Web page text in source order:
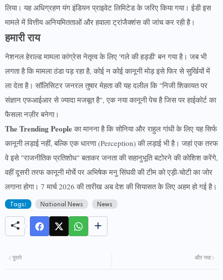
लिया। यह अधिग्रहण यंग इंडियन प्राइवेट लिमिटेड के जरिए किया गया। ईडी इस
मामले में वित्तीय अनियमितताओं और हवाला ट्रांजैक्शंस की जांच कर रही है।
हमारी राय
नेशनल हेराल्ड मामला कांग्रेस नेतृत्व के लिए 'गले की हड्डी' बन गया है। जब भी
लगता है कि मामला ठंडा पड़ रहा है, कोई न कोई कानूनी मोड़ इसे फिर से सुर्खियों में
ला देता है। सॉलिसिटर जनरल तुषार मेहता की यह दलील कि "निजी शिकायत पर
संज्ञान एफआईआर से ज्यादा मजबूत है", एक नया कानूनी पेच है जिस पर हाईकोर्ट का
फैसला नज़ीर बनेगा।
The Trending Peopleका मानना है कि सोनिया और राहुल गांधी के लिए यह सिर्फ
कानूनी लड़ाई नहीं, बल्कि एक धारणा (Perception) की लड़ाई भी है। जहां एक तरफ
वे इसे "राजनीतिक प्रतिशोध" बताकर जनता की सहानुभूति बटोरने की कोशिश करेंगे,
वहीं दूसरी तरफ कानूनी मोर्चे पर अभिषेक मनु सिंघवी की टीम को एड़ी-चोटी का जोर
लगाना होगा। 7 मार्च 2026 की तारीख अब देश की सियासत के लिए अहम हो गई है।
Tags: National News News
और नया
पुराने